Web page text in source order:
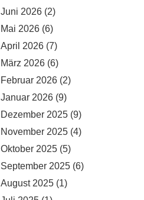
Juni 2026 (2)
Mai 2026 (6)
April 2026 (7)
März 2026 (6)
Februar 2026 (2)
Januar 2026 (9)
Dezember 2025 (9)
November 2025 (4)
Oktober 2025 (5)
September 2025 (6)
August 2025 (1)